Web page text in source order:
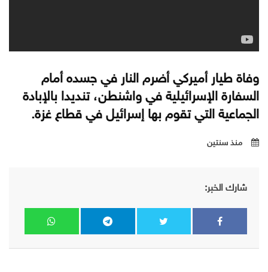
وفاة طيار أميركي أضرم النار في جسده أمام
السفارة الإسرائيلية في واشنطن، تنديدا بالإبادة
الجماعية التي تقوم بها إسرائيل في قطاع غزة.
منذ سنتين
شارك الخبر: